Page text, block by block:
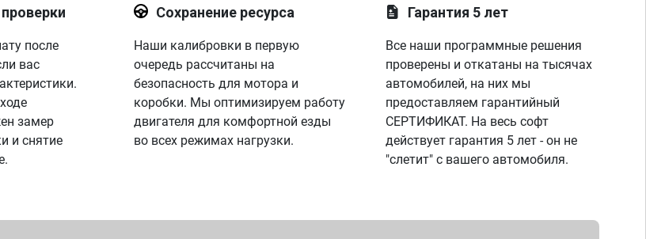
после
вас
замер
и снятие
Сохранение ресурса
Наши калибровки в первую
очередь рассчитаны на
безопасность для мотора и
коробки. Мы оптимизируем работу
двигателя для комфортной езды
во всех режимах нагрузки.
Гарантия 5 лет
Все наши программные решения
проверены и откатаны на тысячах
автомобилей, на них мы
предоставляем гарантийный
СЕРТИФИКАТ. На весь софт
действует гарантия 5 лет - он не
"слетит" с вашего автомобиля.